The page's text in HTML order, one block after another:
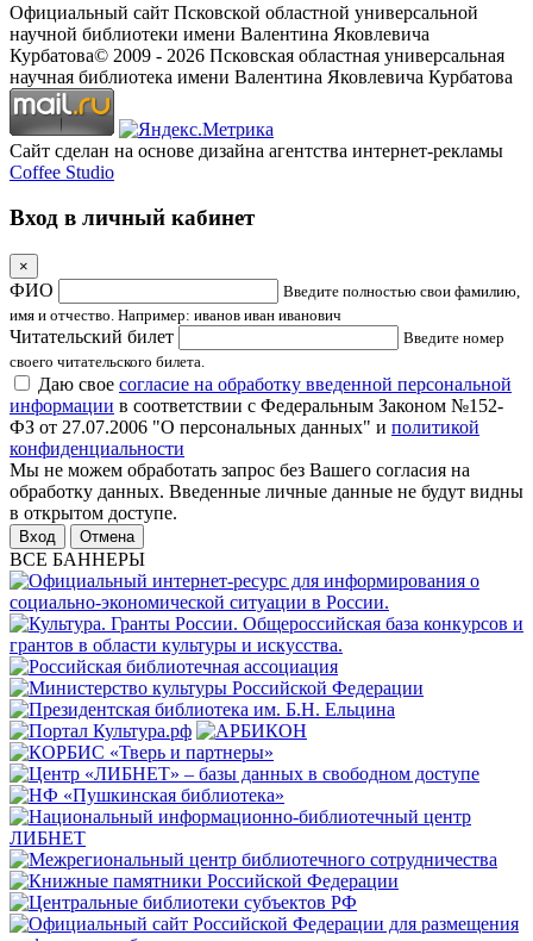
Официальный сайт Псковской областной универсальной
научной библиотеки имени Валентина Яковлевича
Курбатова© 2009 - 2026 Псковская областная универсальная
научная библиотека имени Валентина Яковлевича Курбатова
Сайт сделан на основе дизайна агентства интернет-рекламы
Coffee Studio
Вход в личный кабинет
×
ФИО
Введите полностью свои фамилию,
имя и отчество. Например: иванов иван иванович
Читательский билет
Введите номер
своего читательского билета.
Даю свое согласие на обработку введенной персональной
информации в соответствии с Федеральным Законом №152-
ФЗ от 27.07.2006 "О персональных данных" и политикой
конфиденциальности
Мы не можем обработать запрос без Вашего согласия на
обработку данных. Введенные личные данные не будут видны
в открытом доступе.
Отмена
ВСЕ БАННЕРЫ